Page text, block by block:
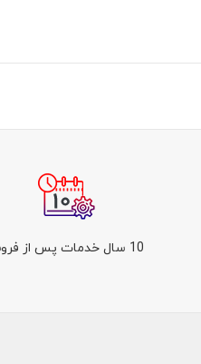
10 سال خدمات پس از فروش